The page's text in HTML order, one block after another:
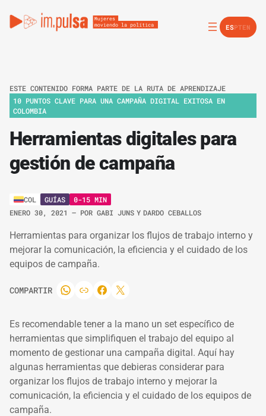
ESPTEN
ESTE CONTENIDO FORMA PARTE DE LA RUTA DE APRENDIZAJE
10 PUNTOS CLAVE PARA UNA CAMPAÑA DIGITAL EXITOSA EN
COLOMBIA
Herramientas digitales para
gestión de campaña
COL GUÍAS
0-15 MIN
ENERO 30, 2021 – POR GABI JUNS Y DARDO CEBALLOS
Herramientas para organizar los flujos de trabajo interno y
mejorar la comunicación, la eficiencia y el cuidado de los
equipos de campaña.
COMPARTIR
Es recomendable tener a la mano un set específico de
herramientas que simplifiquen el trabajo del equipo al
momento de gestionar una campaña digital. Aquí hay
algunas herramientas que debieras considerar para
organizar los flujos de trabajo interno y mejorar la
comunicación, la eficiencia y el cuidado de los equipos de
campaña.